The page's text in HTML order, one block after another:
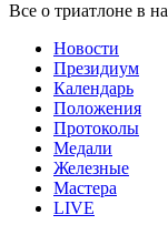
Все о триатлоне в
Новости
Президиум
Календарь
Положения
Протоколы
Медали
Железные
Мастера
LIVE